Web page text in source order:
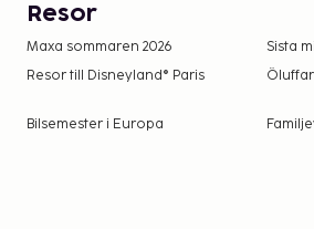
Resor
Maxa sommaren 2026 Sista
Resor till Disneyland® Paris
Bilsemester i Europa